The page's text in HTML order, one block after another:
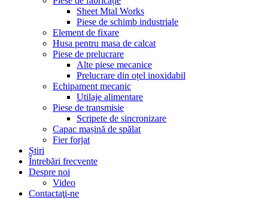
Sheet Mtal Works
Piese de schimb industriale
Element de fixare
Husa pentru masa de calcat
Piese de prelucrare
Alte piese mecanice
Prelucrare din oțel inoxidabil
Echipament mecanic
Utilaje alimentare
Piese de transmisie
Scripete de sincronizare
Capac mașină de spălat
Fier forjat
Știri
Întrebări frecvente
Despre noi
Video
Contactaţi-ne